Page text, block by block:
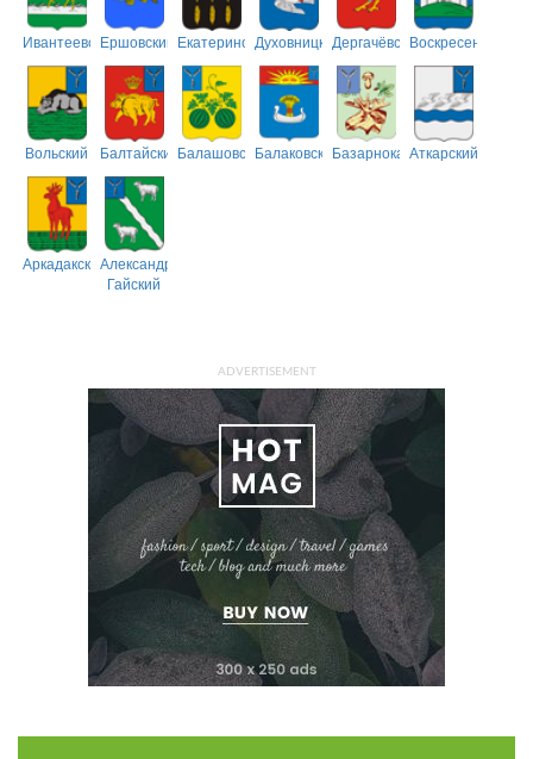
ИвантеевскийЕршовский ЕкатериновскийДуховницкийДергачёвскийВоскресенский
Вольский БалтайскийБалашовскийБалаковскийБазарнокарабулакский
Аткарский
АркадакскийАлександрово-
Гайский
ADVERTISEMENT